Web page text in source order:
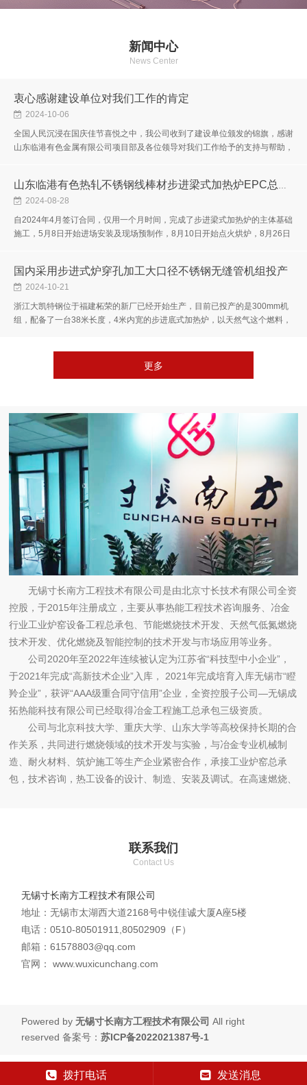
新闻中心
News Center
衷心感谢建设单位对我们工作的肯定
2024-10-06
全国人民沉浸在国庆佳节喜悦之中，我公司收到了建设单位颁发的锦旗，感谢
山东临港有色金属有限公司项目部及各位领导对我们工作给予的支持与帮助，
山东临港有色热轧不锈钢线棒材步进梁式加热炉EPC总包项目竣工投产
2024-08-28
自2024年4月签订合同，仅用一个月时间，完成了步进梁式加热炉的主体基础
施工，5月8日开始进场安装及现场预制作，8月10日开始点火烘炉，8月26日
国内采用步进式炉穿孔加工大口径不锈钢无缝管机组投产
2024-10-21
浙江大凯特钢位于福建柘荣的新厂已经开始生产，目前已投产的是300mm机
组，配备了一台38米长度，4米内宽的步进底式加热炉，以天然气这个燃料，
更多
无锡寸长南方工程技术有限公司是由北京寸长技术有限公司全资
控股，于2015年注册成立，主要从事热能工程技术咨询服务、冶金
行业工业炉窑设备工程总承包、节能燃烧技术开发、天然气低氮燃烧
技术开发、优化燃烧及智能控制的技术开发与市场应用等业务。
公司2020年至2022年连续被认定为江苏省“科技型中小企业”，
于2021年完成“高新技术企业”入库， 2021年完成培育入库无锡市“瞪
羚企业”，获评“AAA级重合同守信用”企业，全资控股子公司—无锡成
拓热能科技有限公司已经取得冶金工程施工总承包三级资质。
公司与北京科技大学、重庆大学、山东大学等高校保持长期的合
作关系，共同进行燃烧领域的技术开发与实验，与冶金专业机械制
造、耐火材料、筑炉施工等生产企业紧密合作，承接工业炉窑总承
包，技术咨询，热工设备的设计、制造、安装及调试。在高速燃烧、
评。本公司全体同仁追崇“尺有所短，寸有所长”的科学理念，服务企
美结合，坚持从工程实际中求发展、求创新，坚持与业主共创和谐、
双赢的美好前景。
公司经营理念
科技创新 持续发展 追求卓越 携手共赢
为客户提升价值，为公司创造效益，为自己打造未来
联系我们
Contact Us
无锡寸长南方工程技术有限公司
地址：无锡市太湖西大道2168号中锐佳诚大厦A座5楼
电话：0510-80501911,80502909（F）
邮箱：61578803@qq.com
官网： www.wuxicunchang.com
Powered by无锡寸长南方工程技术有限公司 All right
reserved 备案号：苏ICP备2022021387号-1
拨打电话 发送消息